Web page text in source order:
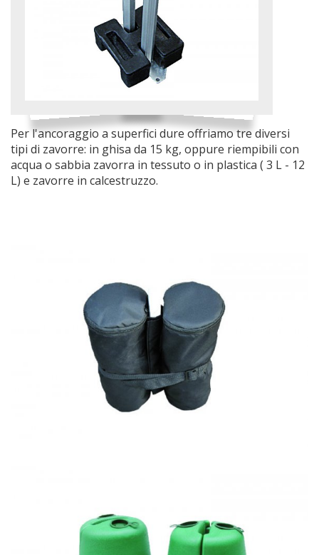
Per l'ancoraggio a superfici dure offriamo tre diversi
tipi di zavorre: in ghisa da 15 kg, oppure riempibili con
acqua o sabbia zavorra in tessuto o in plastica ( 3 L - 12
L) e zavorre in calcestruzzo.